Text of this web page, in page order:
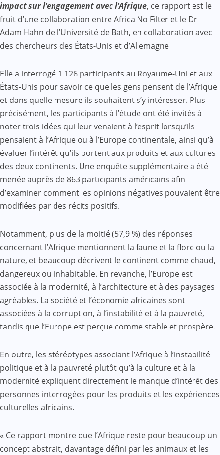
impact sur l’engagement avec l’Afrique, ce rapport est le
fruit d’une collaboration entre Africa No Filter et le Dr
Adam Hahn de l’Université de Bath, en collaboration avec
des chercheurs des États-Unis et d’Allemagne
Elle a interrogé 1 126 participants au Royaume-Uni et aux
États-Unis pour savoir ce que les gens pensent de l’Afrique
et dans quelle mesure ils souhaitent s’y intéresser. Plus
précisément, les participants à l’étude ont été invités à
noter trois idées qui leur venaient à l’esprit lorsqu’ils
pensaient à l’Afrique ou à l’Europe continentale, ainsi qu’à
évaluer l’intérêt qu’ils portent aux produits et aux cultures
des deux continents. Une enquête supplémentaire a été
menée auprès de 863 participants américains afin
d’examiner comment les opinions négatives pouvaient être
modifiées par des récits positifs.
Notamment, plus de la moitié (57,9 %) des réponses
concernant l’Afrique mentionnent la faune et la flore ou la
nature, et beaucoup décrivent le continent comme chaud,
dangereux ou inhabitable. En revanche, l’Europe est
associée à la modernité, à l’architecture et à des paysages
agréables. La société et l’économie africaines sont
associées à la corruption, à l’instabilité et à la pauvreté,
tandis que l’Europe est perçue comme stable et prospère.
En outre, les stéréotypes associant l’Afrique à l’instabilité
politique et à la pauvreté plutôt qu’à la culture et à la
modernité expliquent directement le manque d’intérêt des
personnes interrogées pour les produits et les expériences
culturelles africains.
« Ce rapport montre que l’Afrique reste pour beaucoup un
concept abstrait, davantage défini par les animaux et les